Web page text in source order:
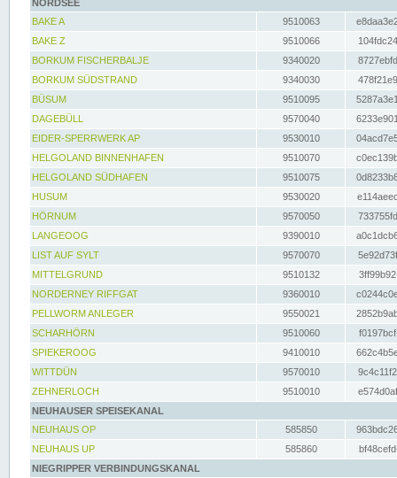
NORDSEE
BAKE A
9510063
BAKE Z
9510066
BORKUM FISCHERBALJE
9340020
BORKUM SÜDSTRAND
9340030
BÜSUM
9510095
DAGEBÜLL
9570040
EIDER-SPERRWERK AP
9530010
HELGOLAND BINNENHAFEN
9510070
HELGOLAND SÜDHAFEN
9510075
HUSUM
9530020
HÖRNUM
9570050
LANGEOOG
9390010
LIST AUF SYLT
9570070
MITTELGRUND
9510132
NORDERNEY RIFFGAT
9360010
PELLWORM ANLEGER
9550021
SCHARHÖRN
9510060
SPIEKEROOG
9410010
WITTDÜN
9570010
ZEHNERLOCH
9510010
NEUHAUSER SPEISEKANAL
NEUHAUS OP
585850
NEUHAUS UP
585860
NIEGRIPPER VERBINDUNGSKANAL